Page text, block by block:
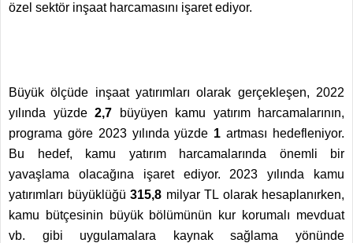
özel sektör inşaat harcamasını işaret ediyor.
Büyük ölçüde inşaat yatırımları olarak gerçekleşen, 2022
yılında yüzde 2,7 büyüyen kamu yatırım harcamalarının,
programa göre 2023 yılında yüzde 1 artması hedefleniyor.
Bu hedef, kamu yatırım harcamalarında önemli bir
yavaşlama olacağına işaret ediyor. 2023 yılında kamu
yatırımları büyüklüğü 315,8 milyar TL olarak hesaplanırken,
kamu bütçesinin büyük bölümünün kur korumalı mevduat
vb. gibi uygulamalara kaynak sağlama yönünde